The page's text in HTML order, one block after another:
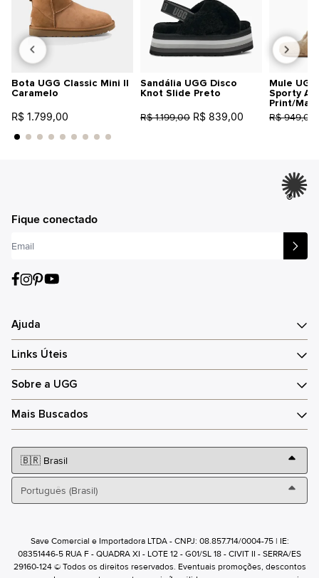
Bota UGG Classic Mini II
Caramelo
R$ 1.799,00
Sandália UGG Disco
Knot Slide Preto
R$ 1.199,00 R$ 839,00
Mule
Sporty
Print/
R$ 949,00
®
Fique conectado
Ajuda
Links Úteis
Sobre a UGG
Mais Buscados
Save Comercial e Importadora LTDA - CNPJ: 08.857.714/0004-75 | IE:
08351446-5 RUA F - QUADRA XI - LOTE 12 - G01/SL 18 - CIVIT II - SERRA/ES
29160-124 © Todos os direitos reservados. Eventuais promoções, descontos